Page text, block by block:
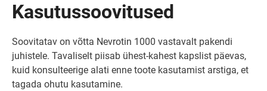
Kasutussoovitused
Soovitatav on võtta Nevrotin 1000 vastavalt pakendi
juhistele. Tavaliselt piisab ühest-kahest kapslist päevas,
kuid konsulteerige alati enne toote kasutamist arstiga, et
tagada ohutu kasutamine.